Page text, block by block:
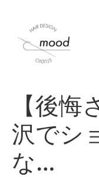
【後
沢でシ
な…